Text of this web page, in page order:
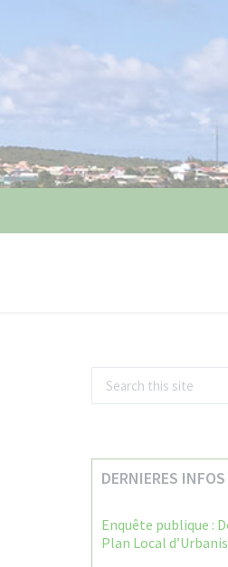
DERNIERES INFOS
Enquête publique :
Plan Local